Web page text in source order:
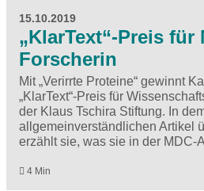
15.10.2019
„KlarText“-Preis für
Forscherin
Mit „Verirrte Proteine“ gewinnt
„KlarText“-Preis für
der Klaus Tschira Stiftung. In
allgemeinverständlichen Artikel
erzählt sie, was sie in der
4 Min